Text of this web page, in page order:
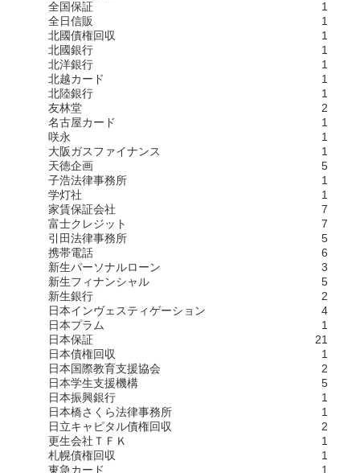
全国保証
1
全日信販
1
北國債権回収
1
北國銀行
1
北洋銀行
1
北越カード
1
北陸銀行
1
友林堂
2
名古屋カード
1
咲永
1
大阪ガスファイナンス
1
天徳企画
5
子浩法律事務所
1
学灯社
1
家賃保証会社
7
富士クレジット
7
引田法律事務所
5
携帯電話
6
新生パーソナルローン
3
新生フィナンシャル
5
新生銀行
2
日本インヴェスティゲーション
4
日本プラム
1
日本保証
21
日本債権回収
1
日本国際教育支援協会
2
日本学生支援機構
5
日本振興銀行
1
日本橋さくら法律事務所
1
日立キャピタル債権回収
2
更生会社ＴＦＫ
1
札幌債権回収
1
東急カード
1